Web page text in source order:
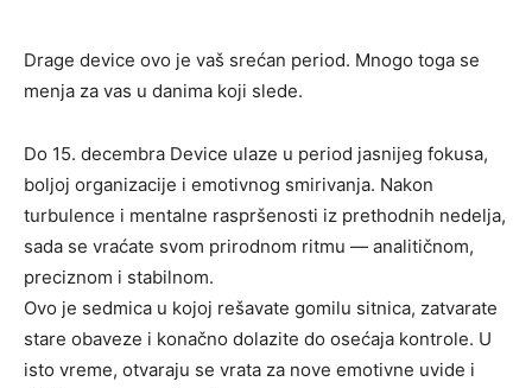
Drage device ovo je vaš srećan period. Mnogo toga se
menja za vas u danima koji slede.
Do 15. decembra Device ulaze u period jasnijeg fokusa,
boljoj organizacije i emotivnog smirivanja. Nakon
turbulence i mentalne raspršenosti iz prethodnih nedelja,
sada se vraćate svom prirodnom ritmu — analitičnom,
preciznom i stabilnom.
Ovo je sedmica u kojoj rešavate gomilu sitnica, zatvarate
stare obaveze i konačno dolazite do osećaja kontrole. U
isto vreme, otvaraju se vrata za nove emotivne uvide i